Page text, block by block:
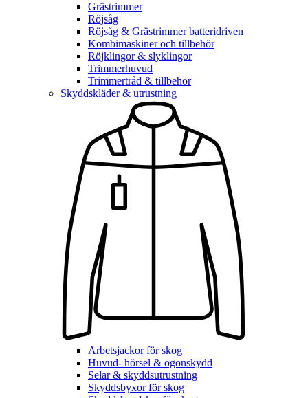
Grästrimmer
Röjsåg
Röjsåg & Grästrimmer batteridriven
Kombimaskiner och tillbehör
Röjklingor & slyklingor
Trimmerhuvud
Trimmertråd & tillbehör
Skyddskläder & utrustning
Arbetsjackor för skog
Huvud- hörsel & ögonskydd
Selar & skyddsutrustning
Skyddsbyxor för skog